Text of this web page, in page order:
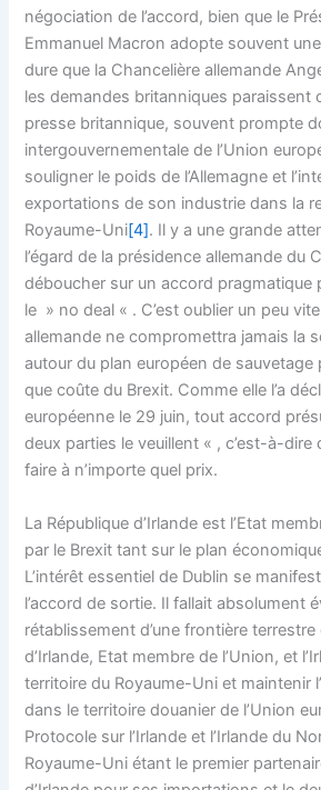
négociation de l’accord, bien que le
Emmanuel Macron adopte souvent
dure que la Chancelière allemande
les demandes britanniques paraissent
presse britannique, souvent prompte
intergouvernementale de l’Union
souligner le poids de l’Allemagne et
exportations de son industrie dans la
Royaume-Uni[4]. Il y a une grande
l’égard de la présidence allemande du
déboucher sur un accord pragmatique
le » no deal « . C’est oublier un peu
allemande ne compromettra jamais la
autour du plan européen de sauvetage
que coûte du Brexit. Comme elle l’a
européenne le 29 juin, tout accord
deux parties le veuillent « , c’est-à-dire
faire à n’importe quel prix.
La République d’Irlande est l’Etat
par le Brexit tant sur le plan
L’intérêt essentiel de Dublin se
l’accord de sortie. Il fallait absolument
rétablissement d’une frontière terrestre
d’Irlande, Etat membre de l’Union, et
territoire du Royaume-Uni et maintenir
dans le territoire douanier de l’Union
Protocole sur l’Irlande et l’Irlande du
Royaume-Uni étant le premier